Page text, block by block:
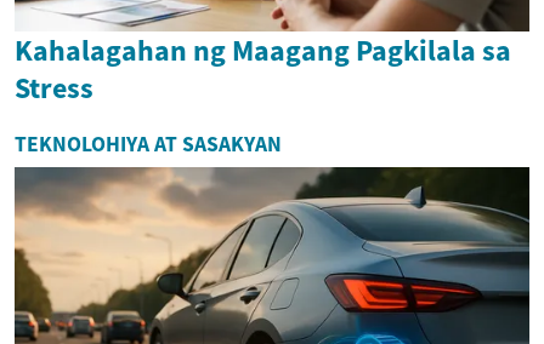
Kahalagahan ng Maagang Pagkilala sa
Stress
TEKNOLOHIYA AT SASAKYAN